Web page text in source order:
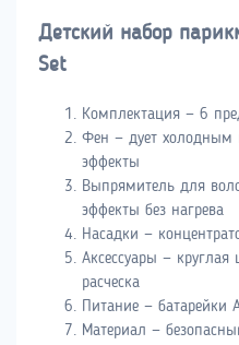
Детский набор
Set
Комплектация — 6
Фен — дует холодным
эффекты
Выпрямитель для
эффекты без нагрева
Насадки —
Аксессуары —
расческа
Питание — батарейки
Материал —